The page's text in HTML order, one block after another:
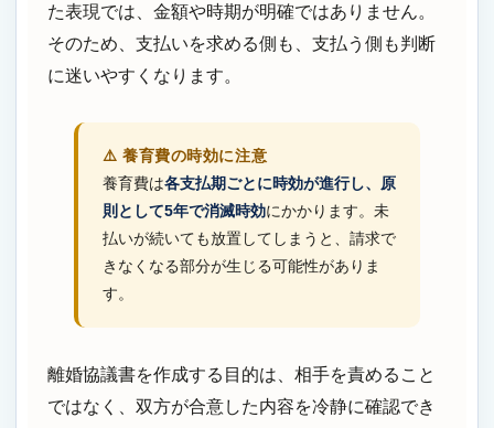
た表現では、金額や時期が明確ではありません。
そのため、支払いを求める側も、支払う側も判断
に迷いやすくなります。
⚠️ 養育費の時効に注意
養育費は各支払期ごとに時効が進行し、原
則として5年で消滅時効にかかります。未
払いが続いても放置してしまうと、請求で
きなくなる部分が生じる可能性がありま
す。
離婚協議書を作成する目的は、相手を責めること
ではなく、双方が合意した内容を冷静に確認でき